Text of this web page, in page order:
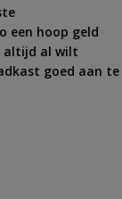
een hoop geld
altijd al wilt
goed aan te